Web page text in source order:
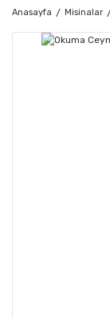
Anasayfa Misinalar